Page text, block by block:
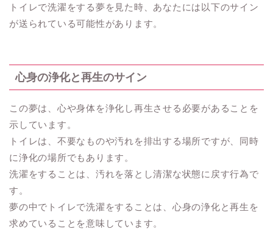
トイレで洗濯をする夢を見た時、あなたには以下のサイン
が送られている可能性があります。
心身の浄化と再生のサイン
この夢は、心や身体を浄化し再生させる必要があることを
示しています。
トイレは、不要なものや汚れを排出する場所ですが、同時
に浄化の場所でもあります。
洗濯をすることは、汚れを落とし清潔な状態に戻す行為で
す。
夢の中でトイレで洗濯をすることは、心身の浄化と再生を
求めていることを意味しています。